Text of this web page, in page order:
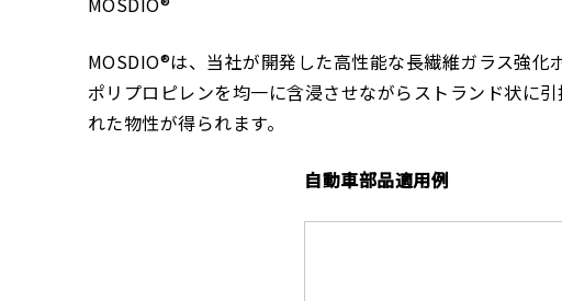
MOSDIO®は、当社が開発した高性能な長繊維ガラス強
ポリプロピレンを均一に含浸させながらストランド状に
れた物性が得られます。
自動車部品適用例